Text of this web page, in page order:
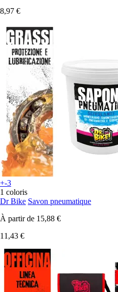
8,97 €
+-3
1 coloris
Dr Bike Savon pneumatique
À partir de 15,88 €
11,43 €